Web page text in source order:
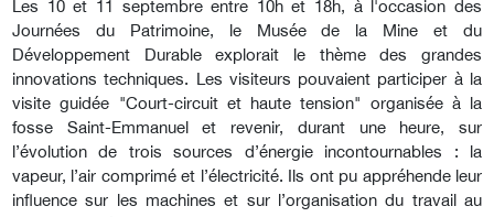
Les 10 et 11 septembre entre 10h et 18h, à l'occasion des
Journées du Patrimoine, le Musée de la Mine et du
Développement Durable explorait le thème des grandes
innovations techniques. Les visiteurs pouvaient participer à la
visite guidée "Court-circuit et haute tension" organisée à la
fosse Saint-Emmanuel et revenir, durant une heure, sur
l’évolution de trois sources d’énergie incontournables : la
vapeur, l’air comprimé et l’électricité. Ils ont pu appréhende leur
influence sur les machines et sur l’organisation du travail au